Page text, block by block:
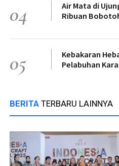
04
Air Mata di
Ribuan
05
Kebakaran
Pelabuhan
BERITA TERBARU LAINNYA